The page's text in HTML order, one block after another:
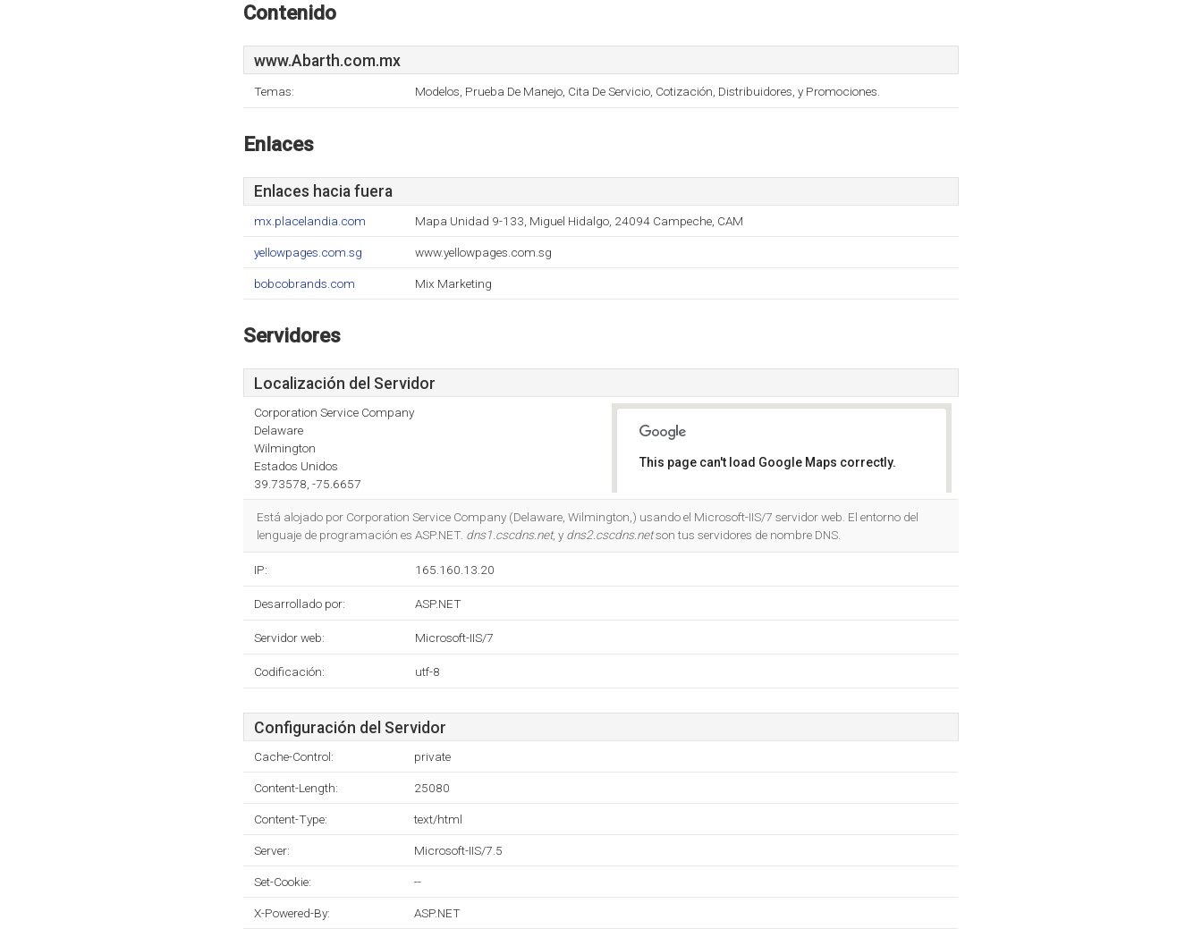
Contenido
www.Abarth.com.mx
Temas: Modelos, Prueba De Manejo, Cita De Servicio, Cotización, Distribuidores, y Promociones.
Enlaces
Enlaces hacia fuera
mx.placelandia.com Mapa Unidad 9-133, Miguel Hidalgo, 24094 Campeche, CAM
yellowpages.com.sg www.yellowpages.com.sg
bobcobrands.com Mix Marketing
Servidores
Localización del Servidor
Corporation Service Company
Delaware
Wilmington
Estados Unidos
39.73578, -75.6657
This page can't load Google Maps correctly.
Está alojado por Corporation Service Company (Delaware, Wilmington,) usando el Microsoft-IIS/7 servidor web. El entorno del
lenguaje de programación es ASP.NET. dns1.cscdns.net, y dns2.cscdns.netson tus servidores de nombre DNS.
IP: 165.160.13.20
Desarrollado por: ASP.NET
Servidor web: Microsoft-IIS/7
Codificación: utf-8
Configuración del Servidor
Cache-Control: private
Content-Length: 25080
Content-Type: text/html
Server: Microsoft-IIS/7.5
Set-Cookie: --
X-Powered-By: ASP.NET